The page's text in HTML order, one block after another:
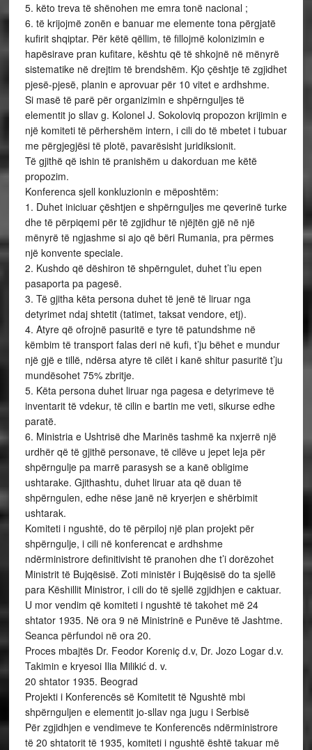
5. këto treva të shënohen me emra tonë nacional ;
6. të krijojmë zonën e banuar me elemente tona përgjatë
kufirit shqiptar. Për këtë qëllim, të fillojmë kolonizimin e
hapësirave pran kufitare, kështu që të shkojnë në mënyrë
sistematike në drejtim të brendshëm. Kjo çështje të zgjidhet
pjesë-pjesë, planin e aprovuar për 10 vitet e ardhshme.
Si masë të parë për organizimin e shpërnguljes të
elementit jo sllav g. Kolonel J. Sokoloviq propozon krijimin e
një komiteti të përhershëm intern, i cili do të mbetet i tubuar
me përgjegjësi të plotë, pavarësisht juridiksionit.
Të gjithë që ishin të pranishëm u dakorduan me këtë
propozim.
Konferenca sjell konkluzionin e mëposhtëm:
1. Duhet iniciuar çështjen e shpërnguljes me qeverinë turke
dhe të përpiqemi për të zgjidhur të njëjtën gjë në një
mënyrë të ngjashme si ajo që bëri Rumania, pra përmes
një konvente speciale.
2. Kushdo që dëshiron të shpërngulet, duhet t’iu epen
pasaporta pa pagesë.
3. Të gjitha këta persona duhet të jenë të liruar nga
detyrimet ndaj shtetit (tatimet, taksat vendore, etj).
4. Atyre që ofrojnë pasuritë e tyre të patundshme në
këmbim të transport falas deri në kufi, t’ju bëhet e mundur
një gjë e tillë, ndërsa atyre të cilët i kanë shitur pasuritë t’ju
mundësohet 75% zbritje.
5. Këta persona duhet liruar nga pagesa e detyrimeve të
inventarit të vdekur, të cilin e bartin me veti, sikurse edhe
paratë.
6. Ministria e Ushtrisë dhe Marinës tashmë ka nxjerrë një
urdhër që të gjithë personave, të cilëve u jepet leja për
shpërngulje pa marrë parasysh se a kanë obligime
ushtarake. Gjithashtu, duhet liruar ata që duan të
shpërngulen, edhe nëse janë në kryerjen e shërbimit
ushtarak.
Komiteti i ngushtë, do të përpiloj një plan projekt për
shpërngulje, i cili në konferencat e ardhshme
ndërministrore definitivisht të pranohen dhe t’i dorëzohet
Ministrit të Bujqësisë. Zoti ministër i Bujqësisë do ta sjellë
para Këshillit Ministror, i cili do të sjellë zgjidhjen e caktuar.
U mor vendim që komiteti i ngushtë të takohet më 24
shtator 1935. Në ora 9 në Ministrinë e Punëve të Jashtme.
Seanca përfundoi në ora 20.
Proces mbajtës Dr. Feodor Koreniç d.v, Dr. Jozo Logar d.v.
Takimin e kryesoi Ilia Milikić d. v.
20 shtator 1935. Beograd
Projekti i Konferencës së Komitetit të Ngushtë mbi
shpërnguljen e elementit jo-sllav nga jugu i Serbisë
Për zgjidhjen e vendimeve te Konferencës ndërministrore
të 20 shtatorit të 1935, komiteti i ngushtë është takuar më